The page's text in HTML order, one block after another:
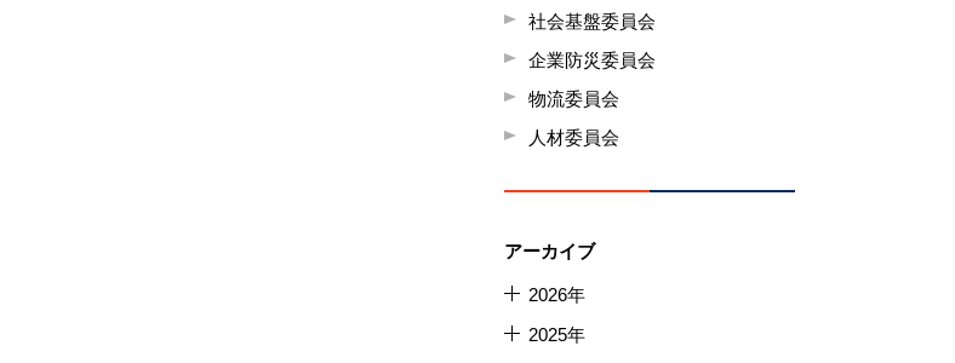
社会基盤委員会
企業防災委員会
物流委員会
人材委員会
アーカイブ
2026年
2025年